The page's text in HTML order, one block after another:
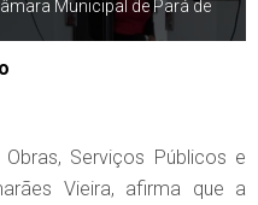
Municipal de Pará de
Serviços Públicos e
Vieira, afirma que a